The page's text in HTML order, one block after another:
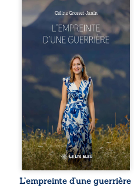
Que reste-t-il de l’enfance
lorsque la maladie impose ses
propres règles ? L’empreinte
d’une guerrière livre, sans
détour, le récit d’un quotidien
bouleversé par la maladie
chronique, l’errance médicale
et de longues hospitalisations.
L’auteure y raconte ce que les
dossiers médicaux taisent : la
peur, l’isolement, l’épuisement
et le sentiment de ne pas ...
L’empreinte d’une guerrière